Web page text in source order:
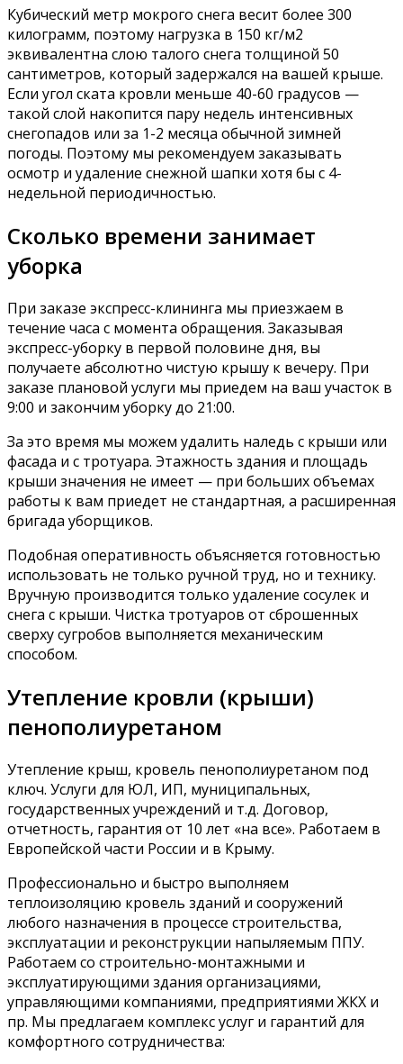
Кубический метр мокрого снега весит более 300
килограмм, поэтому нагрузка в 150 кг/м2
эквивалентна слою талого снега толщиной 50
сантиметров, который задержался на вашей крыше.
Если угол ската кровли меньше 40-60 градусов —
такой слой накопится пару недель интенсивных
снегопадов или за 1-2 месяца обычной зимней
погоды. Поэтому мы рекомендуем заказывать
осмотр и удаление снежной шапки хотя бы с 4-
недельной периодичностью.
Сколько времени занимает
уборка
При заказе экспресс-клининга мы приезжаем в
течение часа с момента обращения. Заказывая
экспресс-уборку в первой половине дня, вы
получаете абсолютно чистую крышу к вечеру. При
заказе плановой услуги мы приедем на ваш участок в
9:00 и закончим уборку до 21:00.
За это время мы можем удалить наледь с крыши или
фасада и с тротуара. Этажность здания и площадь
крыши значения не имеет — при больших объемах
работы к вам приедет не стандартная, а расширенная
бригада уборщиков.
Подобная оперативность объясняется готовностью
использовать не только ручной труд, но и технику.
Вручную производится только удаление сосулек и
снега с крыши. Чистка тротуаров от сброшенных
сверху сугробов выполняется механическим
способом.
Утепление кровли (крыши)
пенополиуретаном
Утепление крыш, кровель пенополиуретаном под
ключ. Услуги для ЮЛ, ИП, муниципальных,
государственных учреждений и т.д. Договор,
отчетность, гарантия от 10 лет «на все». Работаем в
Европейской части России и в Крыму.
Профессионально и быстро выполняем
теплоизоляцию кровель зданий и сооружений
любого назначения в процессе строительства,
эксплуатации и реконструкции напыляемым ППУ.
Работаем со строительно-монтажными и
эксплуатирующими здания организациями,
управляющими компаниями, предприятиями ЖКХ и
пр. Мы предлагаем комплекс услуг и гарантий для
комфортного сотрудничества: